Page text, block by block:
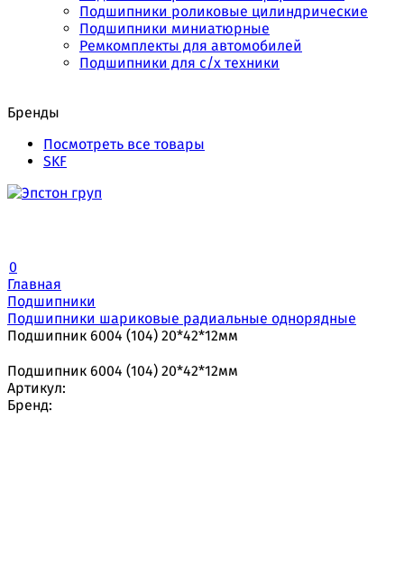
Подшипники роликовые цилиндрические
Подшипники миниатюрные
Ремкомплекты для автомобилей
Подшипники для с/х техники
Бренды
Посмотреть все товары
SKF
0
Главная
Подшипники
Подшипники шариковые радиальные однорядные
Подшипник 6004 (104) 20*42*12мм
Подшипник 6004 (104) 20*42*12мм
Артикул:
Бренд: